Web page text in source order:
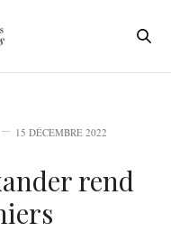
15 DÉCEMBRE 2022
rend